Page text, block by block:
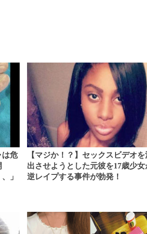
は危
」
【マジか！？】セックスビデオを
出させようとした元彼を17歳少女
逆レイプする事件が勃発！